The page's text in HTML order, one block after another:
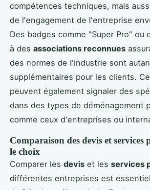
compétences techniques, mais
de l'engagement de l'entreprise
Des badges comme "Super Pro" ou
à des associations reconnues
des normes de l'industrie sont
supplémentaires pour les clients.
peuvent également signaler des
dans des types de déménagement
comme ceux d'entreprises ou
Comparaison des devis et services
le choix
Comparer les devis et les services
différentes entreprises est